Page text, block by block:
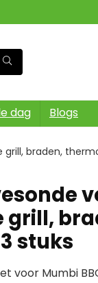
dag Blogs
grill, braden,
grill,
stuks
voor Mumbi